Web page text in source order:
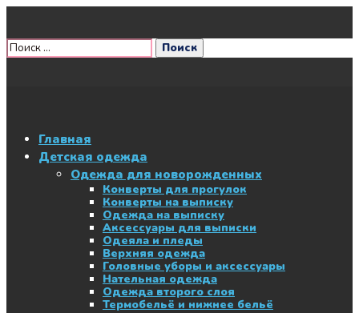
Главная
Детская одежда
Одежда для новорожденных
Конверты для прогулок
Конверты на выписку
Одежда на выписку
Аксессуары для выписки
Одеяла и пледы
Верхняя одежда
Головные уборы и аксессуары
Нательная одежда
Одежда второго слоя
Термобельё и нижнее бельё